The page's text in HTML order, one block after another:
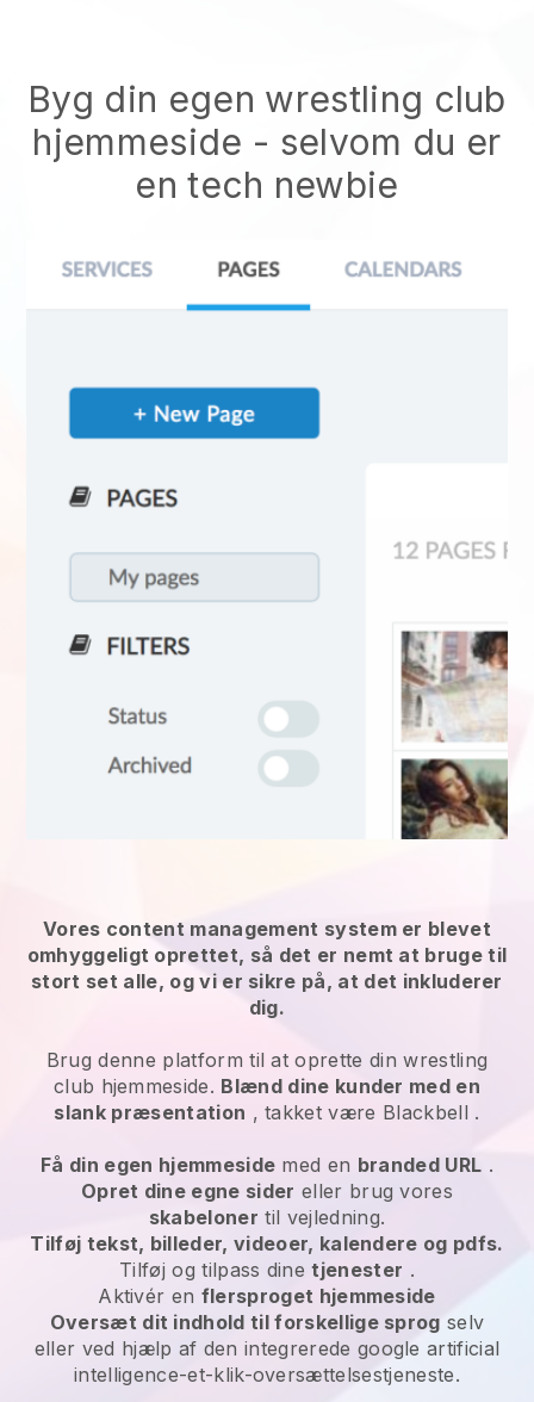
Byg din egen wrestling club
hjemmeside - selvom du er
en tech newbie
Vores content management system er blevet
omhyggeligt oprettet, så det er nemt at bruge til
stort set alle, og vi er sikre på, at det inkluderer
dig.
Brug denne platform til at oprette din wrestling
club hjemmeside. Blænd dine kunder med en
slank præsentation , takket være Blackbell .
Få din egen hjemmeside med en branded URL .
Opret dine egne sider eller brug vores
skabeloner til vejledning.
Tilføj tekst, billeder, videoer, kalendere og pdfs.
Tilføj og tilpass dinetjenester .
Aktivér en flersproget hjemmeside
Oversæt dit indhold til forskellige sprog selv
eller ved hjælp af den integrerede google artificial
intelligence-et-klik-oversættelsestjeneste.